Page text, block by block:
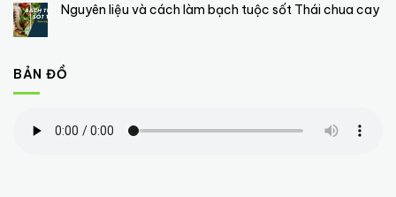
Nguyên liệu và cách làm bạch tuộc sốt Thái chua cay
BẢN ĐỒ